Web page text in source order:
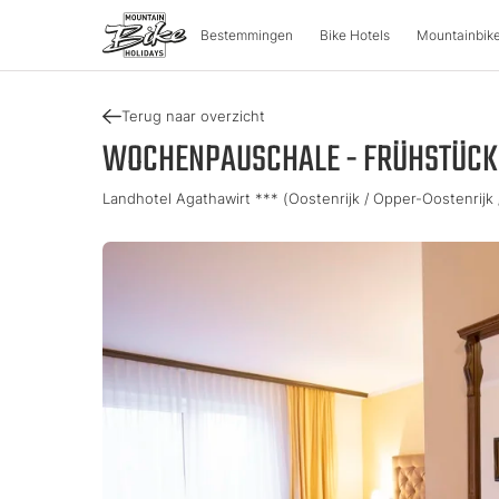
Bestemmingen
BESTEMMINGEN
Oostenrijk
Karinthië
Tirol
Vorarlberg
Italië
Slovenië
Approved Bike Area
Bike Hotels
Tour &
e-
Zoek
Terug naar overzicht
WOCHENPAUSCHALE - FRÜHSTÜCK
Landhotel Agathawirt *** (Oostenrijk / Opper-Oostenrijk